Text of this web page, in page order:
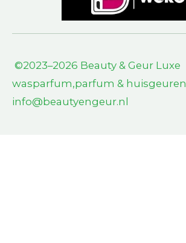
©2023–2026 Beauty & Geur Luxe
wasparfum,parfum & huisgeuren
info@beautyengeur.nl